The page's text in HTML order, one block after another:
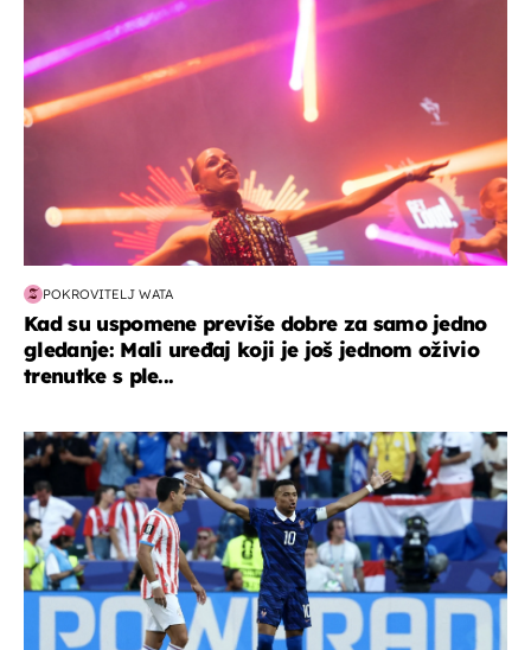
POKROVITELJ WATA
Kad su uspomene previše dobre za samo jedno
gledanje: Mali uređaj koji je još jednom oživio
trenutke s ple...
svjetsko prvenstvo 2026